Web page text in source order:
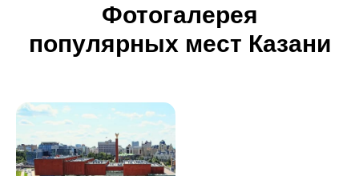
Фотогалерея
популярных мест Казани